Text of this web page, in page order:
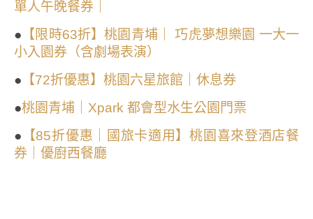
單人午晚餐券｜
● 【限時63折】桃園青埔｜ 巧虎夢想樂園 一大一
小入園券（含劇場表演）
● 【72折優惠】桃園六星旅館｜休息券
●桃園青埔｜Xpark 都會型水生公園門票
● 【85折優惠｜國旅卡適用】桃園喜來登酒店餐
券｜優廚西餐廳